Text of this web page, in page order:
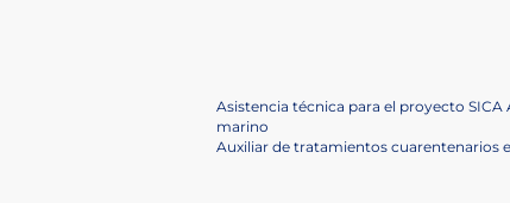
Post
navigation
Previous
Post
Asistencia técnica para el proyecto
marino
Next
Auxiliar de tratamientos cuarentenarios